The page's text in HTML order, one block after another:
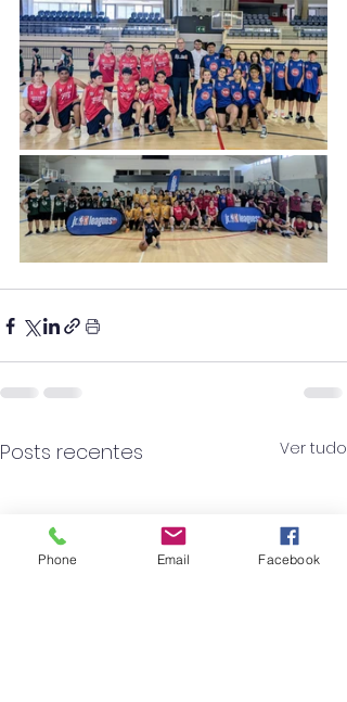
Posts recentes Ver tudo
Phone Email Facebook